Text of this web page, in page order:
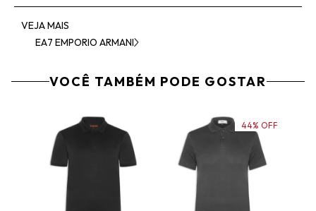
VEJA MAIS
EA7 EMPORIO ARMANI
VOCÊ TAMBÉM PODE GOSTAR
44% OFF